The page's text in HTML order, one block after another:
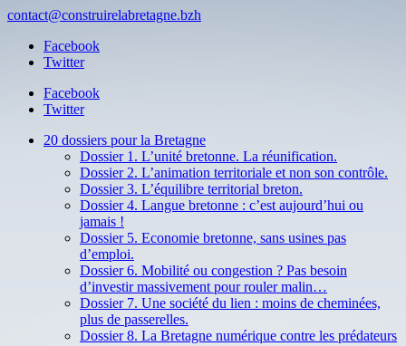
contact@construirelabretagne.bzh
Facebook
Twitter
Facebook
Twitter
20 dossiers pour la Bretagne
Dossier 1. L’unité bretonne. La réunification.
Dossier 2. L’animation territoriale et non son contrôle.
Dossier 3. L’équilibre territorial breton.
Dossier 4. Langue bretonne : c’est aujourd’hui ou
jamais !
Dossier 5. Economie bretonne, sans usines pas
d’emploi.
Dossier 6. Mobilité ou congestion ? Pas besoin
d’investir massivement pour rouler malin…
Dossier 7. Une société du lien : moins de cheminées,
plus de passerelles.
Dossier 8. La Bretagne numérique contre les prédateurs